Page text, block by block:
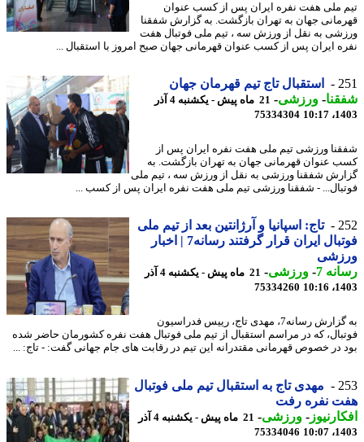
ملی هفت نفره ایران پس از کسب عنوان
جهان به تهران بازگشت. به گزارش شفقنا
به نقل از ورزش سه ، تیم ملی فوتبال هفت
ایران پس از کسب عنوان قهرمانی جهان صبح امروز با استقبال ...
استقبال تاج تیم قهرمان جهان
-ورزشی-
21 ماه پیش - یکشنبه 4 آذر
75334304
ورزشی تیم ملی هفت نفره ایران پس از
عنوان قهرمانی جهان به تهران بازگشت. به
شفقنا ورزشی به نقل از ورزش سه ، تیم ملی
- شفقنا ورزشی تیم ملی هفت نفره ایران پس از کسب ...
تاج: اسپانیا و آرژانتین بعد از تیم ملی
فوتبال ایران قرار گرفتند رسانه7 | اخبار
7
-ورزشی-
21 ماه پیش - یکشنبه 4 آذر
75334260
به گزارش رسانه7، مهدی تاج، رییس فدراسیون
که در مراسم استقبال از تیم ملی فوتبال هفت نفره کشورمان حاضر شده
در خصوص قهرمانی مقتدرانه این تیم در رقابت های جام جهانی گفت: - تاج: ...
مهدی تاج به استقبال تیم ملی فوتبال
نفره رفت
-ورزشی-
21 ماه پیش - یکشنبه 4 آذر
75334046